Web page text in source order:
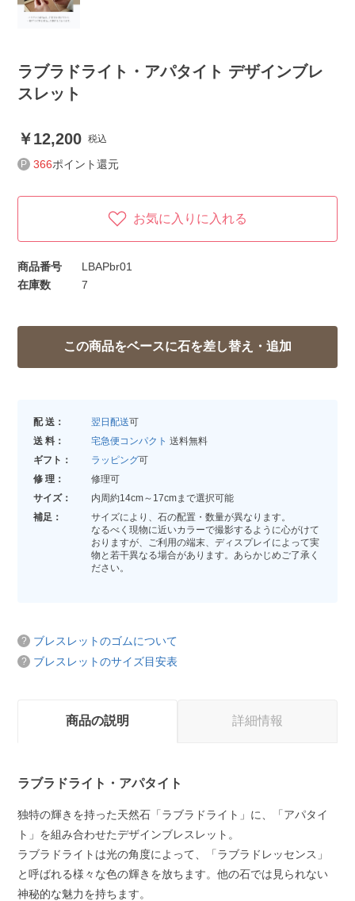
ラブラドライト・アパタイト デザインブレ
スレット
12,200 税込
366ポイント還元
お気に入りに入れる
商品番号
LBAPbr01
在庫数
7
配 送： 翌日配送可
送 料：
宅急便コンパクト 送料無料
ギフト：
ラッピング可
修 理：
修理可
サイズ：
内周約14cm～17cmまで選択可能
補足：
サイズにより、石の配置・数量が異なります。
なるべく現物に近いカラーで撮影するように心がけて
おりますが、ご利用の端末、ディスプレイによって実
物と若干異なる場合があります。あらかじめご了承く
ださい。
ブレスレットのゴムについて
ブレスレットのサイズ目安表
商品の説明 詳細情報
ラブラドライト・アパタイト
独特の輝きを持った天然石「ラブラドライト」に、「アパタイ
ト」を組み合わせたデザインブレスレット。
ラブラドライトは光の角度によって、「ラブラドレッセンス」
と呼ばれる様々な色の輝きを放ちます。他の石では見られない
神秘的な魅力を持ちます。